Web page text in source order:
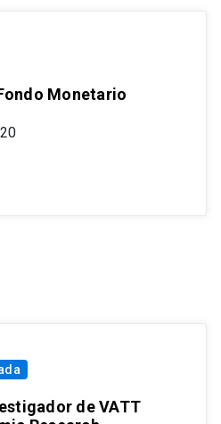
Monetario
de VATT